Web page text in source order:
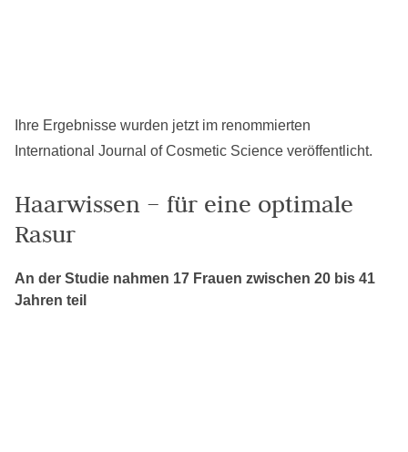
Ihre Ergebnisse wurden jetzt im renommierten
International Journal of Cosmetic Science veröffentlicht.
Haarwissen – für eine optimale
Rasur
An der Studie nahmen 17 Frauen zwischen 20 bis 41
Jahren teil